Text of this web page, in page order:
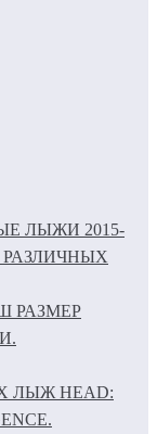
ЛЫЖИ 2015-
РАЗЛИЧНЫХ
РАЗМЕР
ЛЫЖ HEAD: